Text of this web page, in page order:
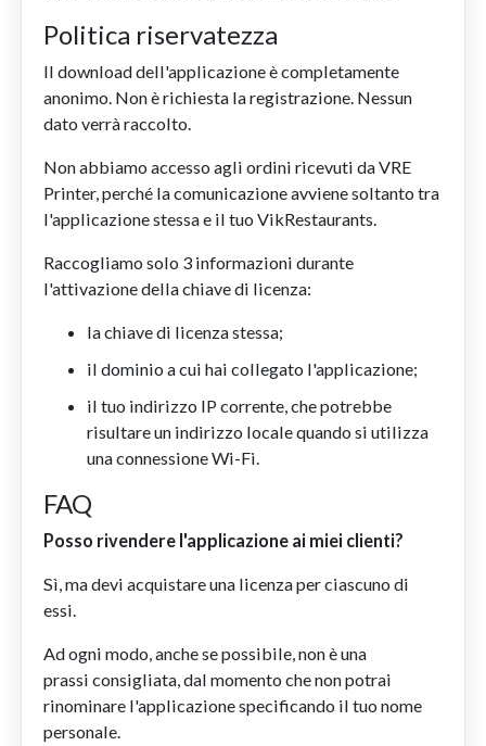
Politica riservatezza
Il download dell'applicazione è completamente
anonimo. Non è richiesta la registrazione. Nessun
dato verrà raccolto.
Non abbiamo accesso agli ordini ricevuti da VRE
Printer, perché la comunicazione avviene soltanto tra
l'applicazione stessa e il tuo VikRestaurants.
Raccogliamo solo 3 informazioni durante
l'attivazione della chiave di licenza:
la chiave di licenza stessa;
il dominio a cui hai collegato l'applicazione;
il tuo indirizzo IP corrente, che potrebbe
risultare un indirizzo locale quando si utilizza
una connessione Wi-Fi.
FAQ
Posso rivendere l'applicazione ai miei clienti?
Sì, ma devi acquistare una licenza per ciascuno di
essi.
Ad ogni modo, anche se possibile, non è una
prassi consigliata, dal momento che non potrai
rinominare l'applicazione specificando il tuo nome
personale.